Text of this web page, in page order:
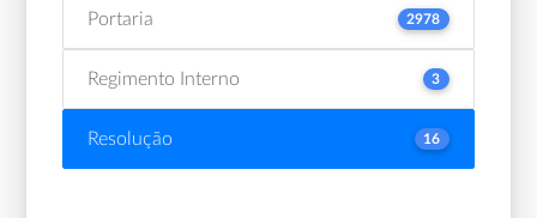
Portaria 2978
Regimento Interno 3
Resolução 16